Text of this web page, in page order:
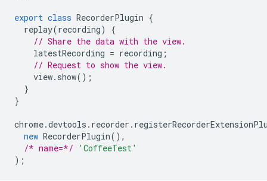
export class RecorderPlugin {
replay(recording)
{
// Share the data with the view.
latestRecording = recording ;
// Request to show the view.
view. show();
}
}
chrome.devtools . recorder .
new RecorderPlugin(),
/* name=*/
'CoffeeTest'
);